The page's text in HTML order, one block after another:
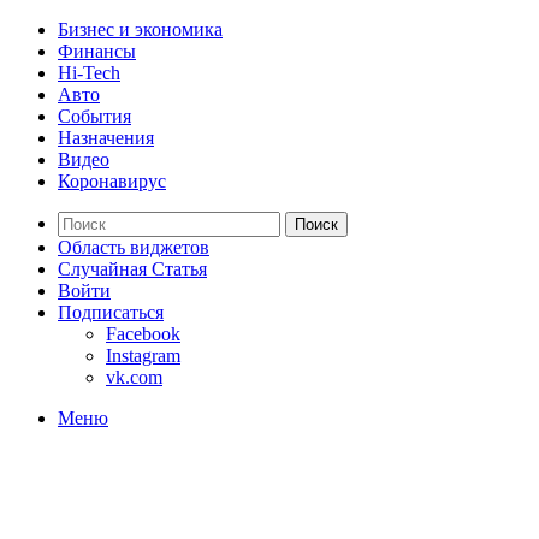
Бизнес и экономика
Финансы
Hi-Tech
Авто
События
Назначения
Видео
Коронавирус
Поиск
Область виджетов
Случайная Статья
Войти
Подписаться
Facebook
Instagram
vk.com
Меню